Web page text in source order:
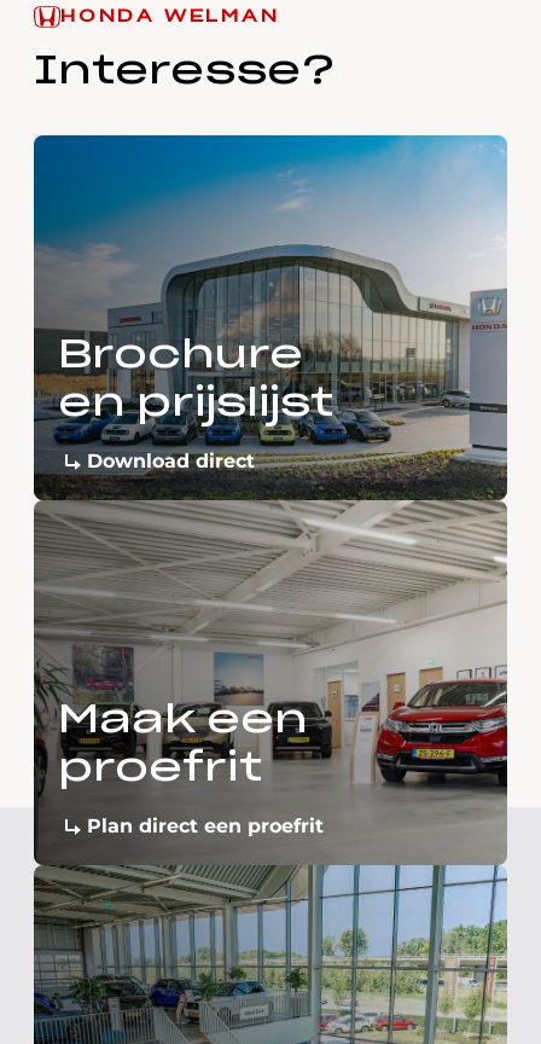
HONDA WELMAN
Interesse?
Brochure
en prijslijst
Download direct
Maak een
proefrit
Plan direct een proefrit